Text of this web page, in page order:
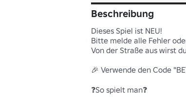
Beschreibung
Dieses Spiel ist NEU!
Bitte melde alle Fehler
Von der Straße aus wirst
🎉 Verwende den Code
❓So spielt man❓